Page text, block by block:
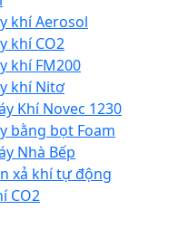
khí Aerosol
khí CO2
khí FM200
khí Nitơ
Khí Novec 1230
bằng bọt Foam
Nhà Bếp
xả khí tự động
CO2